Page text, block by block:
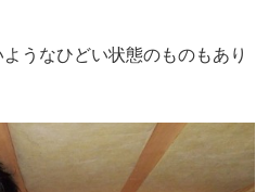
うなひどい状態のものもあり